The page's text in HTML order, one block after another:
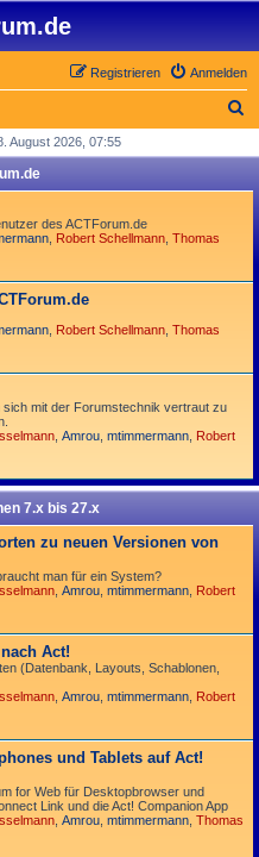
Anmelden
Registrieren
h
August 2026, 07:55
des ACTForum.de
Robert Schellmann Thomas
Robert Schellmann Thomas
mit der Forumstechnik vertraut zu
Amrou mtimmermann Robert
7.x bis 27.x
zu neuen Versionen von
man für ein System?
Amrou mtimmermann Robert
Act!
(Datenbank, Layouts, Schablonen,
Amrou mtimmermann Robert
und Tablets auf Act!
for Web für Desktop­browser und
Link und die Act! Companion App
Amrou mtimmermann Thomas